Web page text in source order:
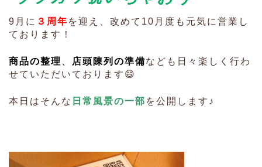
9月に ３周年 を迎え、改めて10月度も元気に営業し
ております！
商品の整理 店頭陳列の準備なども日々楽しく行わ
せていただいております😄
本日はそんな 日常風景の一部 を公開します♪